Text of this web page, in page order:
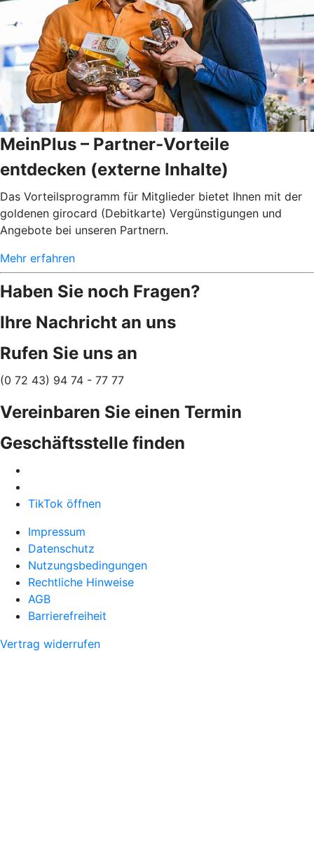
MeinPlus – Partner-Vorteile
entdecken (externe Inhalte)
Das Vorteilsprogramm für Mitglieder bietet Ihnen mit der
goldenen girocard (Debitkarte) Vergünstigungen und
Angebote bei unseren Partnern.
Mehr erfahren
Haben Sie noch Fragen?
Ihre Nachricht an uns
Rufen Sie uns an
(0 72 43) 94 74 - 77 77
Vereinbaren Sie einen Termin
Geschäftsstelle finden
TikTok öffnen
Impressum
Datenschutz
Nutzungsbedingungen
Rechtliche Hinweise
AGB
Barrierefreiheit
Vertrag widerrufen